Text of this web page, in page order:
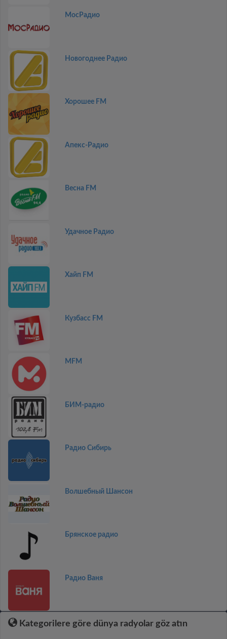
МосРадио
Новогоднее Радио
Хорошее FM
Апекс-Радио
Весна FM
Удачное Радио
Хайп FM
Кузбасс FM
MFM
БИМ-радио
Радио Сибирь
Волшебный Шансон
Брянское радио
Радио Ваня
Kategorilere göre dünya radyolar göz atın